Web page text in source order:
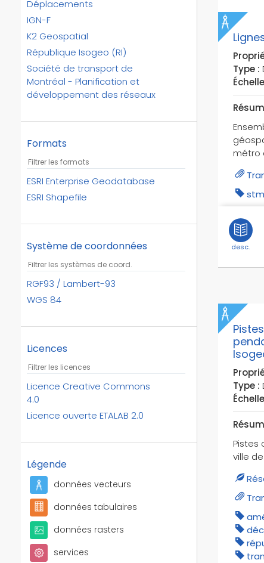
besoins des services des
aéronefs
besoins des traffics des
aéronefs
bornes
bornes postales
carrefours
codes iata
codes icao
confinement
constructions relatifs aux
couloirs de bus ouverts aux
vélos
dvd
déconfinement
gares
gares frets
gares maritimes
gares routières
gares téléphériques
gares voyageurs
hydrobases
héliports
ign
insee
itineraires verts
itinéraires cyclables
itinéraires équestres
largeurs de chaussées
Déplacements
IGN-F
K2 Geospatial
République Isogeo (RI)
Société de transport de
Montréal - Planification et
développement des réseaux
Formats
ESRI Enterprise Geodatabase
ESRI Shapefile
Système de coordonnées
RGF93 / Lambert-93
WGS 84
Licences
Licence Creative Commons
4.0
Licence ouverte ETALAB 2.0
Légende
données vecteurs
données tabulaires
données rasters
services
Type :
métro
stm
desc.
Type :
Pistes
ville